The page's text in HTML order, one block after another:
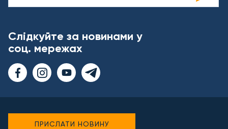
Слідкуйте за новинами у
соц. мережах
ПРИСЛАТИ НОВИНУ